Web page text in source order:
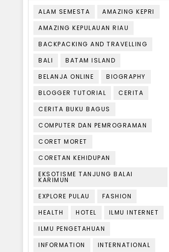
ALAM SEMESTA
AMAZING KEPRI
AMAZING KEPULAUAN RIAU
BACKPACKING AND TRAVELLING
BALI
BATAM ISLAND
BELANJA ONLINE
BIOGRAPHY
BLOGGER TUTORIAL
CERITA
CERITA BUKU BAGUS
COMPUTER DAN PEMROGRAMAN
CORET MORET
CORETAN KEHIDUPAN
EKSOTISME TANJUNG BALAI
KARIMUN
EXPLORE PULAU
FASHION
HEALTH
HOTEL
ILMU INTERNET
ILMU PENGETAHUAN
INFORMATION
INTERNATIONAL